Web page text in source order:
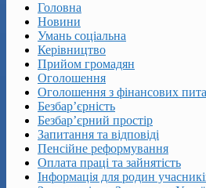
Головна
Новини
Умань соціальна
Керівництво
Прийом громадян
Оголошення
Оголошення з фінансових
Безбар’єрність
Безбар’єрний простір
Запитання та відповіді
Пенсійне реформування
Оплата праці та зайнятість
Інформація для родин